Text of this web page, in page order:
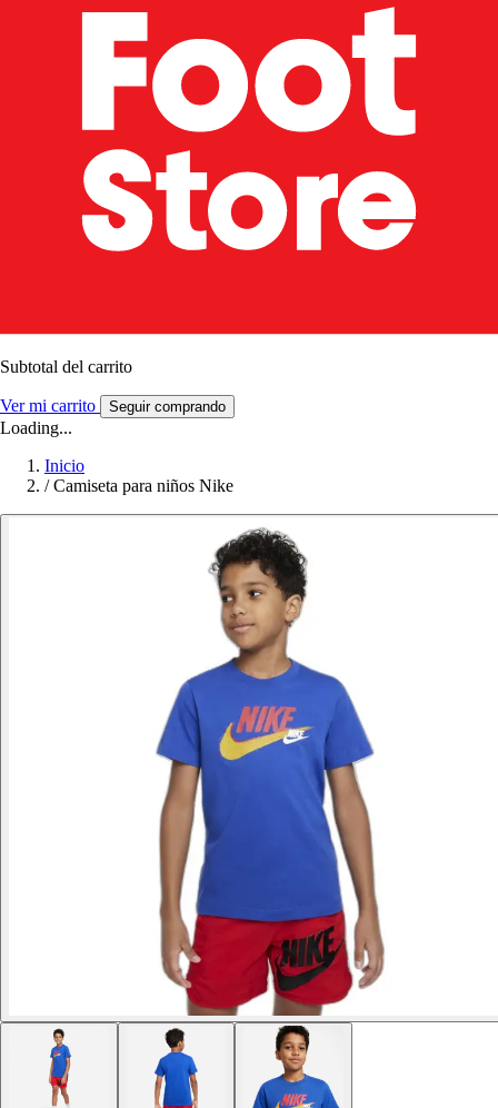
Subtotal del carrito
Ver mi carrito Seguir comprando
Loading...
Inicio
/ Camiseta para niños Nike